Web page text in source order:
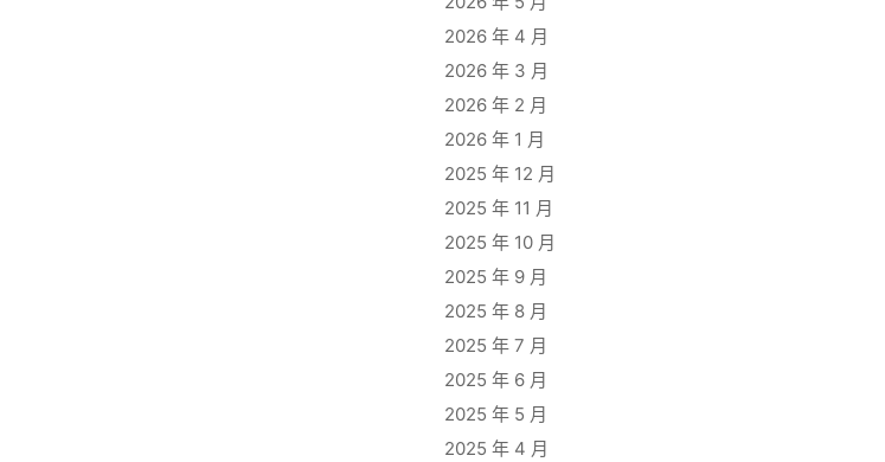
2026 年 4 月
2026 年 3 月
2026 年 2 月
2026 年 1 月
2025 年 12 月
2025 年 11 月
2025 年 10 月
2025 年 9 月
2025 年 8 月
2025 年 7 月
2025 年 6 月
2025 年 5 月
2025 年 4 月